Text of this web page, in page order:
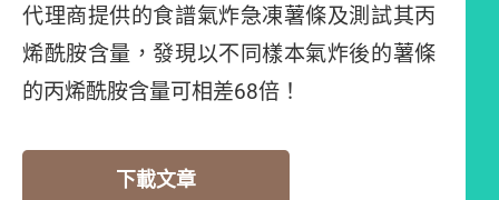
代理商提供的食譜氣炸急凍薯條及測試其丙
烯酰胺含量，發現以不同樣本氣炸後的薯條
的丙烯酰胺含量可相差68倍！
下載文章